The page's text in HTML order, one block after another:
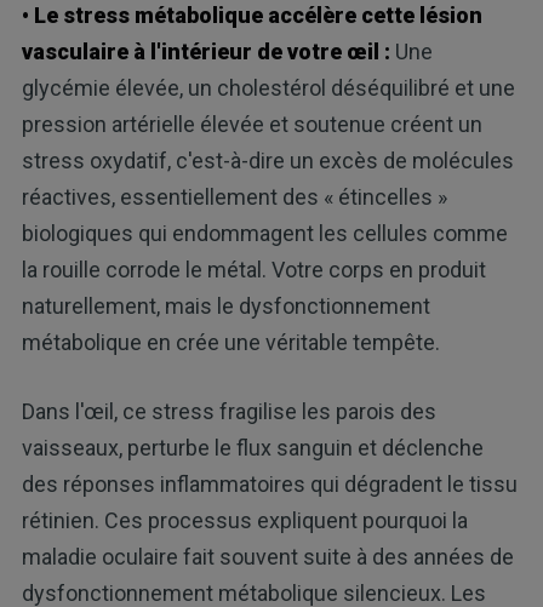
• Le stress métabolique accélère cette lésion
vasculaire à l'intérieur de votre œil : Une
glycémie élevée, un cholestérol déséquilibré et une
pression artérielle élevée et soutenue créent un
stress oxydatif, c'est-à-dire un excès de molécules
réactives, essentiellement des « étincelles »
biologiques qui endommagent les cellules comme
la rouille corrode le métal. Votre corps en produit
naturellement, mais le dysfonctionnement
métabolique en crée une véritable tempête.
Dans l'œil, ce stress fragilise les parois des
vaisseaux, perturbe le flux sanguin et déclenche
des réponses inflammatoires qui dégradent le tissu
rétinien. Ces processus expliquent pourquoi la
maladie oculaire fait souvent suite à des années de
dysfonctionnement métabolique silencieux. Les